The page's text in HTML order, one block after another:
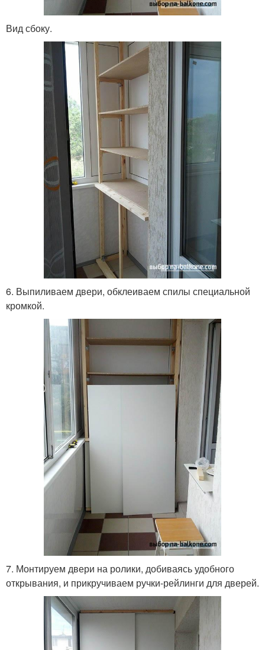
Вид сбоку.
6. Выпиливаем двери, обклеиваем спилы специальной
кромкой.
7. Монтируем двери на ролики, добиваясь удобного
открывания, и прикручиваем ручки-рейлинги для дверей.